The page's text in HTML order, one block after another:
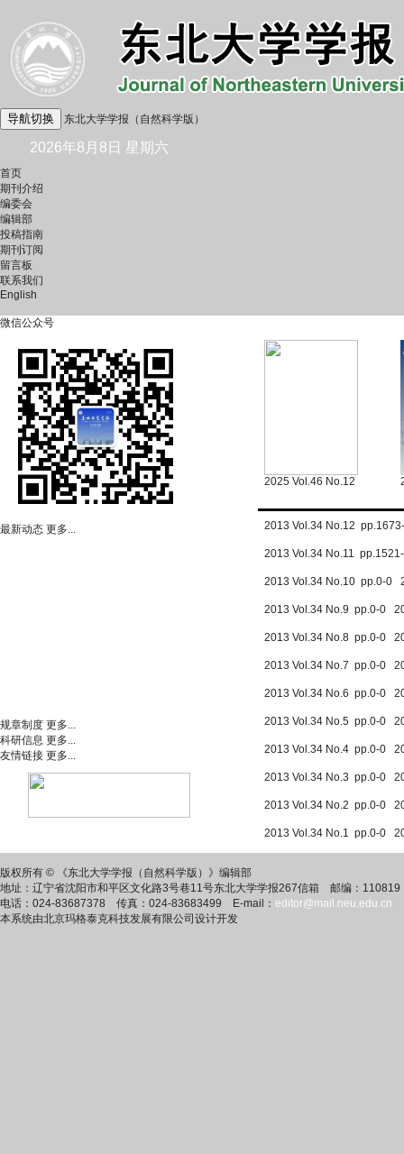
导航切换 东北大学学报（自然科学版）
2026年8月8日 星期六
首页
期刊介绍
编委会
编辑部
投稿指南
期刊订阅
留言板
联系我们
English
微信公众号
最新动态 更多...
规章制度 更多...
科研信息 更多...
友情链接 更多...
2025 Vol.46 No.12
2013 Vol.34 No.12
2013 Vol.34 No.11
2013 Vol.34 No.10 pp.0-0
2013 Vol.34 No.9 pp.0-0
2013 Vol.34 No.8 pp.0-0
2013 Vol.34 No.7 pp.0-0
2013 Vol.34 No.6 pp.0-0
2013 Vol.34 No.5 pp.0-0
2013 Vol.34 No.4 pp.0-0
2013 Vol.34 No.3 pp.0-0
2013 Vol.34 No.2 pp.0-0
2013 Vol.34 No.1 pp.0-0
版权所有 © 《东北大学学报（自然科学版）》编辑部
地址：辽宁省沈阳市和平区文化路3号巷11号东北大学学报267信箱 邮编：110819
电话：024-83687378 传真：024-83683499 E-mail： editor@mail.neu.edu.cn
本系统由北京玛格泰克科技发展有限公司设计开发